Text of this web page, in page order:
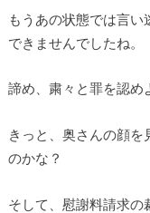
もうあの状態では言
できませんでしたね。
諦め、粛々と罪を認め
きっと、奥さんの顔を
のかな？
そして、慰謝料請求の